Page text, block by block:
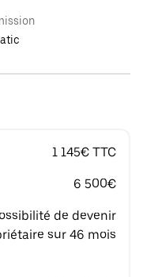
1 145€ TTC
6 500€
de devenir
sur 46 mois